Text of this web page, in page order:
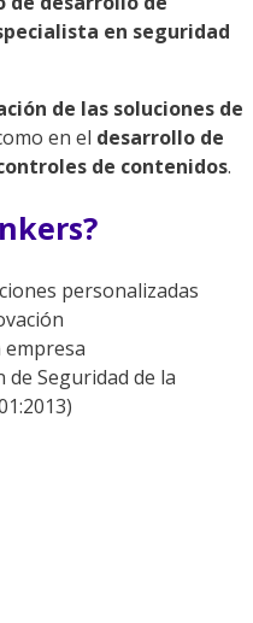
en seguridad
de las soluciones de
en el desarrollo de
de contenidos.
personalizadas
empresa
de Seguridad de la